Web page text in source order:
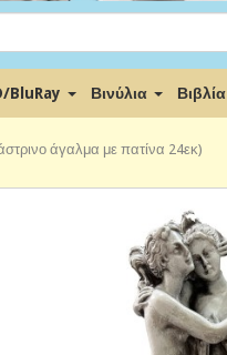
BluRay Βινύλια Βιβλία
άγαλμα με πατίνα 24εκ)